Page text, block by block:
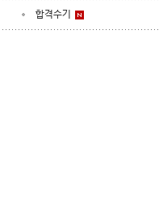
합격수기